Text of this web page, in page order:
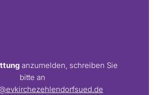
anzumelden, schreiben Sie
bitte an